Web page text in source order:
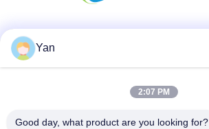
Yan
2:07 PM
Good day, what product are you looking for?